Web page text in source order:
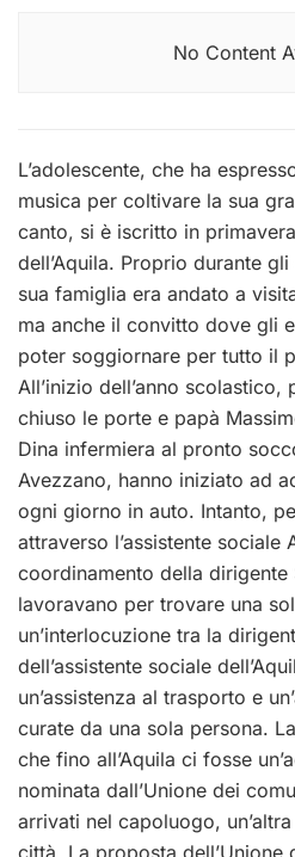
No Content
L’adolescente, che ha
musica per coltivare la sua
canto, si è iscritto in
dell’Aquila. Proprio durante
sua famiglia era andato a
ma anche il convitto dove gli
poter soggiornare per tutto il
All’inizio dell’anno
chiuso le porte e papà
Dina infermiera al pronto
Avezzano, hanno iniziato ad
ogni giorno in auto. Intanto,
attraverso l’assistente sociale
coordinamento della dirigente
lavoravano per trovare una
un’interlocuzione tra la
dell’assistente sociale
un’assistenza al trasporto e
curate da una sola persona.
che fino all’Aquila ci fosse
nominata dall’Unione dei
arrivati nel capoluogo,
città. La proposta dell’Unione